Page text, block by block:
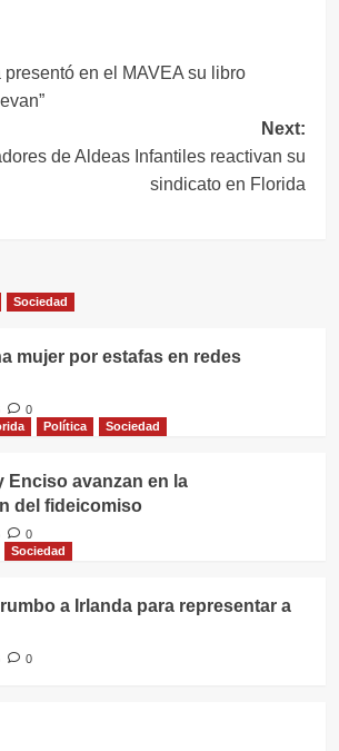
en el MAVEA su libro
Next:
de Aldeas Infantiles reactivan su
sindicato en Florida
Sociedad
mujer por estafas en redes
0
Política Sociedad
Enciso avanzan en la
del fideicomiso
0
Sociedad
a Irlanda para representar a
0